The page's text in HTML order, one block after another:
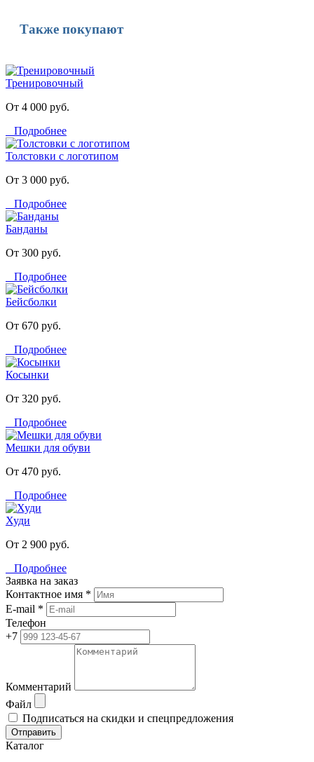
Также покупают
Тренировочный
От 4 000 руб.
Подробнее
Толстовки с логотипом
От 3 000 руб.
Подробнее
Банданы
От 300 руб.
Подробнее
Бейсболки
От 670 руб.
Подробнее
Косынки
От 320 руб.
Подробнее
Мешки для обуви
От 470 руб.
Подробнее
Худи
От 2 900 руб.
Подробнее
Заявка на заказ
Контактное имя *
E-mail *
Телефон
+7
Комментарий
Файл
Подписаться на скидки и спецпредложения
Отправить
Каталог